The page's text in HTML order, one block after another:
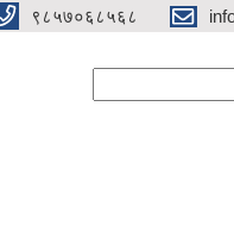
९८५७०६८५६८